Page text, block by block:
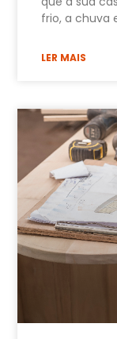
frio, a chuva
LER MAIS